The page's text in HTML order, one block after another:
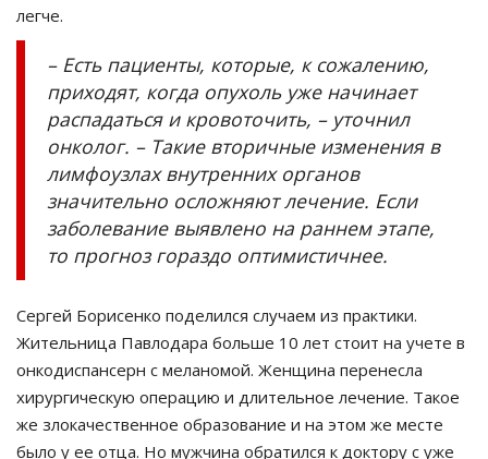
легче.
– Есть пациенты, которые, к сожалению,
приходят, когда опухоль уже начинает
распадаться и кровоточить, – уточнил
онколог. – Такие вторичные изменения в
лимфоузлах внутренних органов
значительно осложняют лечение. Если
заболевание выявлено на раннем этапе,
то прогноз гораздо оптимистичнее.
Сергей Борисенко поделился случаем из практики.
Жительница Павлодара больше 10 лет стоит на учете в
онкодиспансерн с меланомой. Женщина перенесла
хирургическую операцию и длительное лечение. Такое
же злокачественное образование и на этом же месте
было у ее отца. Но мужчина обратился к доктору с уже